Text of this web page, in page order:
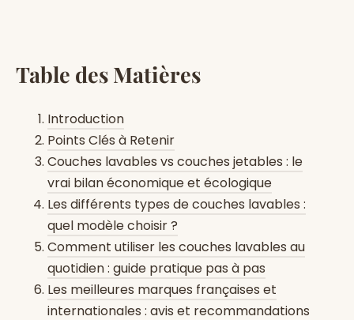
Table des Matières
Introduction
Points Clés à Retenir
Couches lavables vs couches jetables : le
vrai bilan économique et écologique
Les différents types de couches lavables :
quel modèle choisir ?
Comment utiliser les couches lavables au
quotidien : guide pratique pas à pas
Les meilleures marques françaises et
internationales : avis et recommandations